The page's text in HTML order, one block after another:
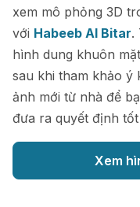
xem mô phỏng 3D
với Habeeb Al Bitar.
hình dung khuôn
sau khi tham khảo ý
ảnh mới từ nhà để
đưa ra quyết định
Xem